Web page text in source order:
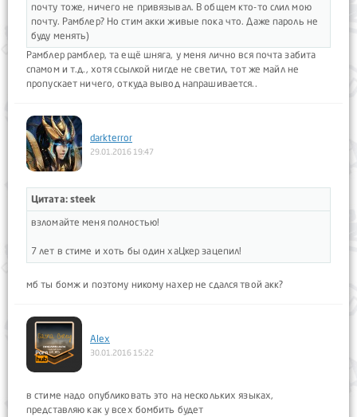
почту тоже, ничего не привязывал. В общем кто-то слил мою
почту. Рамблер? Но стим акки живые пока что. Даже пароль не
буду менять)
Рамблер рамблер, та ещё шняга, у меня лично вся почта забита
спамом и т.д., хотя ссылкой нигде не светил, тот же майл не
пропускает ничего, откуда вывод напрашивается..
darkterror
29.01.2016 19:47
Цитата: steek
взломайте меня полностью!
7 лет в стиме и хоть бы один хаЦкер зацепил!
мб ты бомж и поэтому никому нахер не сдался твой акк?
Alex
30.01.2016 15:22
в стиме надо опубликовать это на нескольких языках,
представляю как у всех бомбить будет